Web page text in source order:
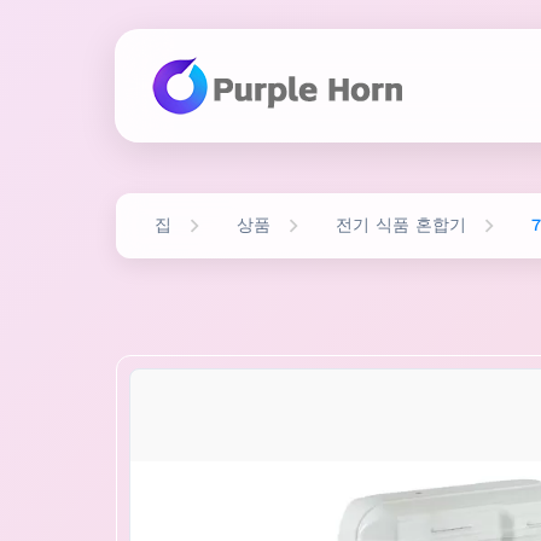
집 상품 전기 식품 혼합기